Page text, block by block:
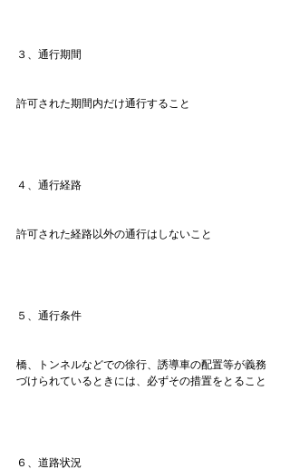
３、通行期間
許可された期間内だけ通行すること
４、通行経路
許可された経路以外の通行はしないこと
５、通行条件
橋、トンネルなどでの徐行、誘導車の配置等が義務
づけられているときには、必ずその措置をとること
６、道路状況